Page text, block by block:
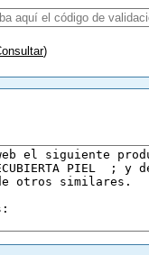
)